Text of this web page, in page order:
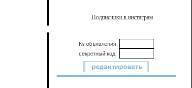
Подписчики в инстаграм
№ объявления:
секретный код: